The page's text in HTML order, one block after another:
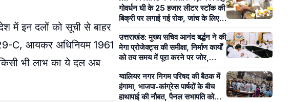
में इन दलों को सूची से बाहर
C, आयकर अधिनियम 1961
भी लाभ का ये दल अब
गोवर्धन घी के 25 हजार लीटर स्टॉक की
बिक्री पर लगाई गई रोक, जांच के लिए
भेजे 20 सैंपल
उत्तराखंड: मुख्य सचिव आनंद बर्द्धन ने की
मेगा प्रोजेक्ट्स की समीक्षा, निर्माण कार्यों
को तय समय में पूरा करने पर जोर,
विभागों को दिए निर्देश
ग्वालियर नगर निगम परिषद की बैठक में
हंगामा, भाजपा-कांग्रेस पार्षदों के बीच
हाथापाई की नौबत, पैनल सभापति को